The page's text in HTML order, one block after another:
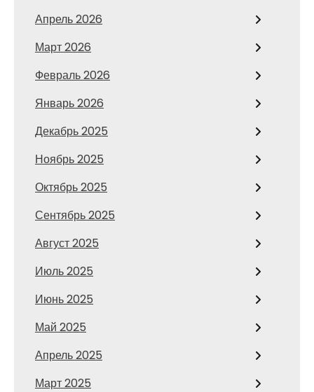
Апрель 2026
Март 2026
Февраль 2026
Январь 2026
Декабрь 2025
Ноябрь 2025
Октябрь 2025
Сентябрь 2025
Август 2025
Июль 2025
Июнь 2025
Май 2025
Апрель 2025
Март 2025